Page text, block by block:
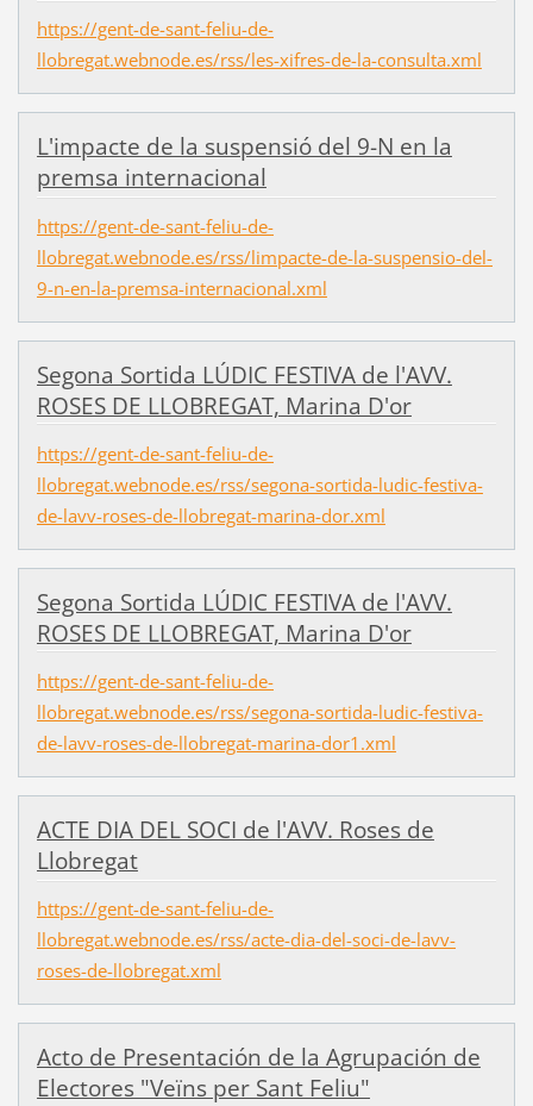
https://gent-de-sant-feliu-de-
llobregat.webnode.es/rss/les-xifres-de-la-consulta.xml
L'impacte de la suspensió del 9-N en la
premsa internacional
https://gent-de-sant-feliu-de-
llobregat.webnode.es/rss/limpacte-de-la-suspensio-del-
9-n-en-la-premsa-internacional.xml
Segona Sortida LÚDIC FESTIVA de l'AVV.
ROSES DE LLOBREGAT, Marina D'or
https://gent-de-sant-feliu-de-
llobregat.webnode.es/rss/segona-sortida-ludic-festiva-
de-lavv-roses-de-llobregat-marina-dor.xml
Segona Sortida LÚDIC FESTIVA de l'AVV.
ROSES DE LLOBREGAT, Marina D'or
https://gent-de-sant-feliu-de-
llobregat.webnode.es/rss/segona-sortida-ludic-festiva-
de-lavv-roses-de-llobregat-marina-dor1.xml
ACTE DIA DEL SOCI de l'AVV. Roses de
Llobregat
https://gent-de-sant-feliu-de-
llobregat.webnode.es/rss/acte-dia-del-soci-de-lavv-
roses-de-llobregat.xml
Acto de Presentación de la Agrupación de
Electores "Veïns per Sant Feliu"